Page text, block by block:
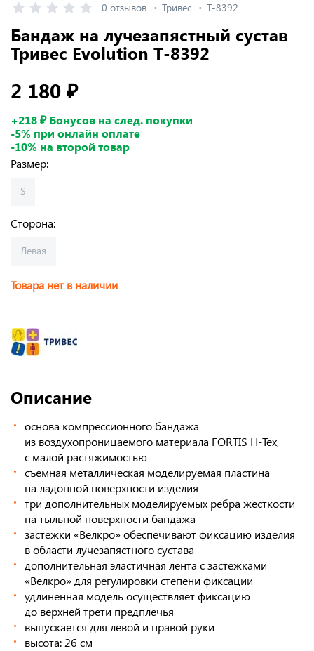
0 отзывов Тривес Т-8392
Бандаж на лучезапястный сустав
Тривес Evolution Т-8392
2 180 ₽
+218 ₽ Бонусов на след. покупки
-5% при онлайн оплате
-10% на второй товар
Размер:
S
Сторона:
Левая
Товара нет в наличии
Описание
основа компрессионного бандажа
из воздухопроницаемого материала FORTIS H-Tex,
с малой растяжимостью
съемная металлическая моделируемая пластина
на ладонной поверхности изделия
три дополнительных моделируемых ребра жесткости
на тыльной поверхности бандажа
застежки «Велкро» обеспечивают фиксацию изделия
в области лучезапястного сустава
дополнительная эластичная лента с застежками
«Велкро» для регулировки степени фиксации
удлиненная модель осуществляет фиксацию
до верхней трети предплечья
выпускается для левой и правой руки
высота: 26 см